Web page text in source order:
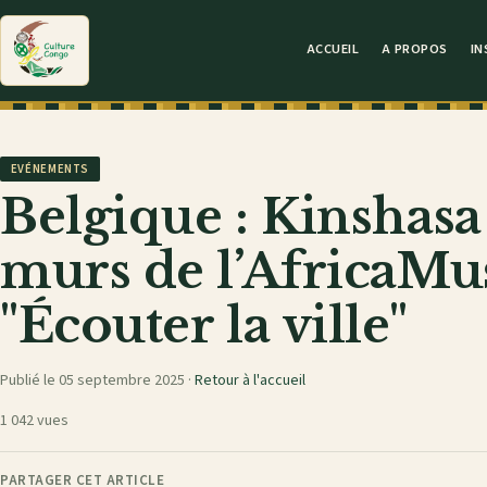
ACCUEIL A PROPOS
EVÉNEMENTS
Belgique :
murs de
"Écouter la ville"
Publié le 05 septembre 2025 · Retour à l'accueil
1 042 vues
PARTAGER CET ARTICLE